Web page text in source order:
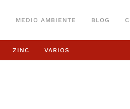
MEDIO AMBIENTE BLOG
ZINC VARIOS